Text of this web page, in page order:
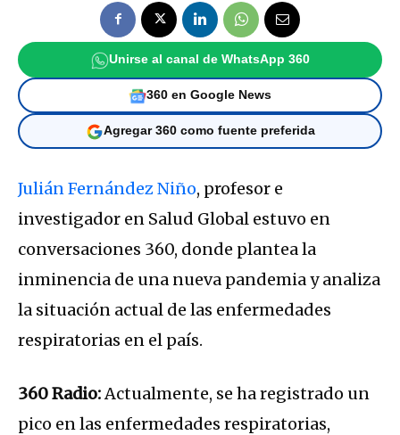
Unirse al canal de WhatsApp 360
360 en Google News
Agregar 360 como fuente preferida
Julián Fernández Niño, profesor e
investigador en Salud Global estuvo en
conversaciones 360, donde plantea la
inminencia de una nueva pandemia y analiza
la situación actual de las enfermedades
respiratorias en el país.
360 Radio:Actualmente, se ha registrado un
pico en las enfermedades respiratorias,